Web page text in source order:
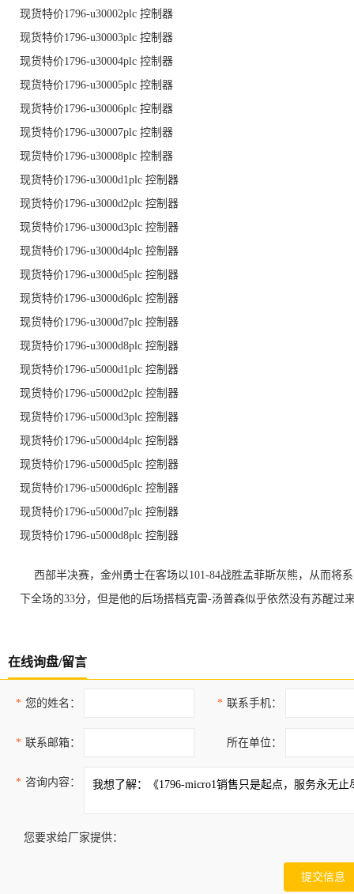
现货特价1796-u30002plc 控制器
现货特价1796-u30003plc 控制器
现货特价1796-u30004plc 控制器
现货特价1796-u30005plc 控制器
现货特价1796-u30006plc 控制器
现货特价1796-u30007plc 控制器
现货特价1796-u30008plc 控制器
现货特价1796-u3000d1plc 控制器
现货特价1796-u3000d2plc 控制器
现货特价1796-u3000d3plc 控制器
现货特价1796-u3000d4plc 控制器
现货特价1796-u3000d5plc 控制器
现货特价1796-u3000d6plc 控制器
现货特价1796-u3000d7plc 控制器
现货特价1796-u3000d8plc 控制器
现货特价1796-u5000d1plc 控制器
现货特价1796-u5000d2plc 控制器
现货特价1796-u5000d3plc 控制器
现货特价1796-u5000d4plc 控制器
现货特价1796-u5000d5plc 控制器
现货特价1796-u5000d6plc 控制器
现货特价1796-u5000d7plc 控制器
现货特价1796-u5000d8plc 控制器
西部半决赛，金州勇士在客场以101-84战胜孟菲斯灰熊，从而将
下全场的33分，但是他的后场搭档克雷-汤普森似乎依然没有苏醒过
在线询盘/留言
* 您的姓名： * 联系手机：
* 联系邮箱： 所在单位：
* 咨询内容：
您要求给厂家提供：